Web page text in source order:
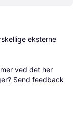
eksterne
ved det her
Send feedback